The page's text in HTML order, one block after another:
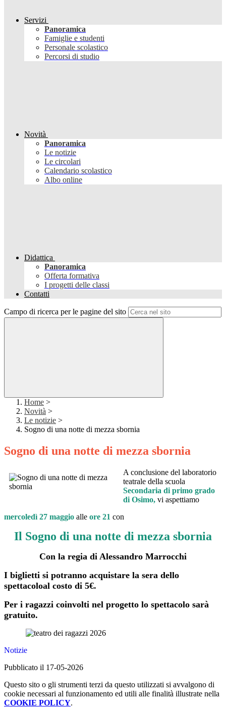
Servizi
Panoramica
Famiglie e studenti
Personale scolastico
Percorsi di studio
Novità
Panoramica
Le notizie
Le circolari
Calendario scolastico
Albo online
Didattica
Panoramica
Offerta formativa
I progetti delle classi
Contatti
Campo di ricerca per le pagine del sito
Home >
Novità >
Le notizie >
Sogno di una notte di mezza sbornia
Sogno di una notte di mezza sbornia
A conclusione del laboratorio
teatrale della scuola
Secondaria di primo grado
di Osimo, vi aspettiamo
mercoledì 27 maggio alle ore 21 con
Il Sogno di una notte di mezza sbornia
Con la regia di Alessandro Marrocchi
I biglietti si potranno acquistare la sera dello
spettacoloal costo di 5€.
Per i ragazzi coinvolti nel progetto lo spettacolo sarà
gratuito.
Notizie
Pubblicato il 17-05-2026
Questo sito o gli strumenti terzi da questo utilizzati si avvalgono di
cookie necessari al funzionamento ed utili alle finalità illustrate nella
COOKIE POLICY.